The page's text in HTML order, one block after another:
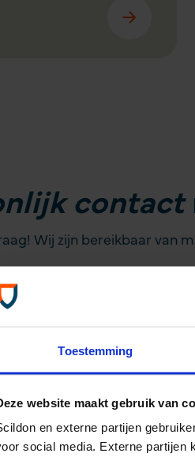
Toestemming
website maakt gebruik van
en externe partijen
social media. Externe partijen
contact
Wij zijn bereikbaar van
formulier
werkdagen inhoudelijk
via e-mail